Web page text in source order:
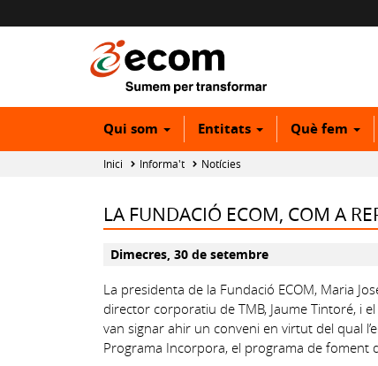
Qui som Entitats Què fem
Inici Informa't Notícies
LA FUNDACIÓ ECOM, COM A
Dimecres, 30 de setembre
La presidenta de la Fundació ECOM, Maria
director corporatiu de TMB, Jaume Tintoré, i el
van signar ahir un conveni en virtut del qual
Programa Incorpora, el programa de foment de